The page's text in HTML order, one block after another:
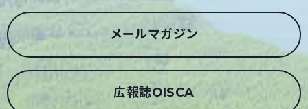
メールマガジン
広報誌OISCA